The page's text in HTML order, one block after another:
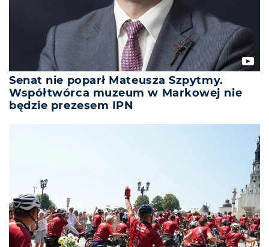
Senat nie poparł Mateusza Szpytmy.
Współtwórca muzeum w Markowej nie
będzie prezesem IPN